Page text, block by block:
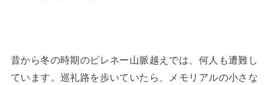
昔から冬の時期のピレネー山脈越えでは、何人も遭難し
ています。巡礼路を歩いていたら、メモリアルの小さな